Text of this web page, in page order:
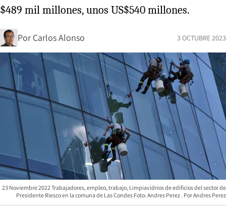
$489 mil millones, unos US$540 millones.
Por Carlos Alonso 3 OCTUBRE 2023
23 Noviembre 2022 Trabajadores, empleo, trabajo, Limpiavidrios de edificios del sector de
Presidente Riesco en la comuna de Las Condes Foto: Andres Perez
Andres Perez